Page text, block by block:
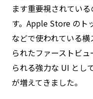
ます重要視されている
す。Apple Store のト
などで使われている
られたファーストビ
られる強力な UI とし
が増えてきました。